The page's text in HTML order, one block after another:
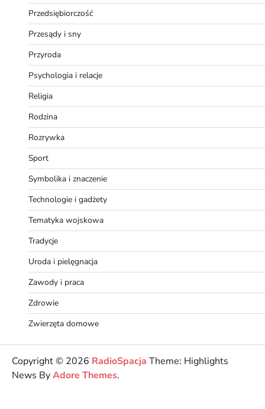
Przedsiębiorczość
Przesądy i sny
Przyroda
Psychologia i relacje
Religia
Rodzina
Rozrywka
Sport
Symbolika i znaczenie
Technologie i gadżety
Tematyka wojskowa
Tradycje
Uroda i pielęgnacja
Zawody i praca
Zdrowie
Zwierzęta domowe
Copyright © 2026 RadioSpacja Theme: Highlights
News ByAdore Themes.